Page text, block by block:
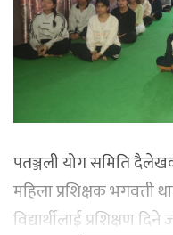
पतञ्जली योग समिति
महिला प्रशिक्षक भगवती
विद्यार्थीलाई प्रशिक्षण